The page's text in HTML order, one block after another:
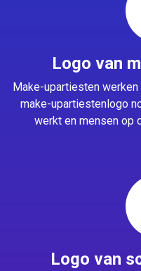
Logo van
Make-upartiesten
make-upartiestenlogo
werkt en mensen op
Logo van